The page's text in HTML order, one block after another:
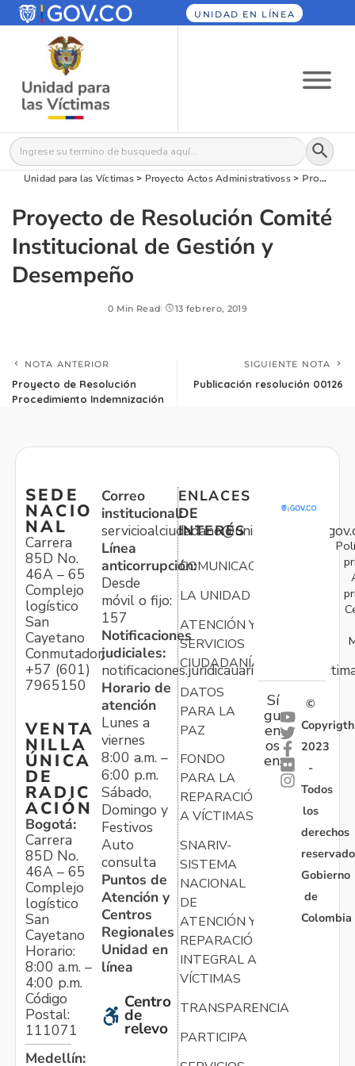
UNIDAD EN LÍNEA
Buscar: Botón
Unidad para las Víctimas> Proyecto Actos Administrativos​​​s> Proyecto de Resolución Comité Institucional de Gestión y Desempeño
Proyecto de Resolución Comité
Institucional de Gestión y
Desempeño
0 Min Read 13 febrero, 2019
NOTA ANTERIOR
Proyecto de Resolución
Procedimiento Indemnización
SIGUIENTE NOTA
Publicación resolución 00126
SEDE
NACIO
NAL
Carrera
85D No.
46A – 65
Complejo
logístico
San
Cayetano
Conmutador:
+57 (601)
7965150
VENTA
NILLA
ÚNICA
DE
RADIC
ACIÓN
Bogotá:
Carrera
85D No.
46A – 65
Complejo
logístico
San
Cayetano
Horario:
8:00 a.m. –
4:00 p.m.
Código
Postal:
111071
Medellín:
Correo
institucional:
Línea
anticorrupción:
Desde
móvil o fijo:
157
Notificaciones
judiciales:
Horario de
atención
Lunes a
viernes
8:00 a.m. –
6:00 p.m.
Sábado,
Domingo y
Festivos
Auto
consulta
Puntos de
Atención y
Centros
Regionales
Unidad en
línea
Centro
de
relevo
ENLACES
DE
INTERÉS
COMUNICACIONES
LA UNIDAD
ATENCIÓN Y
SERVICIOS
CIUDADANÍA
DATOS
PARA LA
PAZ
FONDO
PARA LA
REPARACIÓN
A VÍCTIMAS
SNARIV-
SISTEMA
NACIONAL
DE
ATENCIÓN Y
REPARACIÓN
INTEGRAL A
VÍCTIMAS
TRANSPARENCIA
PARTICIPA
Sí
gu
en
os
en:
©
Copyrigth
2023
-
Todos
los
derechos
Gobierno
de
Colombia